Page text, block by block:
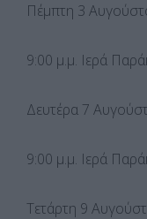
Πέμπτη 3
9:00 μ.μ. Ιερά
Δευτέρα 7
9:00 μ.μ. Ιερά
Τετάρτη 9